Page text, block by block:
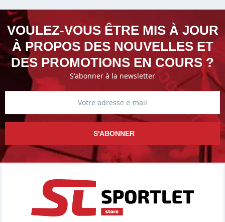
VOULEZ-VOUS ÊTRE MIS À JOUR
À PROPOS DES NOUVELLES ET
DES PROMOTIONS EN COURS ?
S'abonner à la newsletter
S'ABONNER